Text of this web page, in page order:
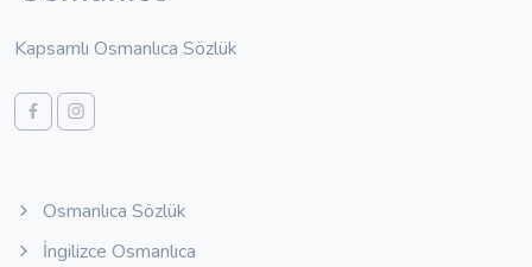
Kapsamlı Osmanlıca Sözlük
Osmanlıca Sözlük
İngilizce Osmanlıca